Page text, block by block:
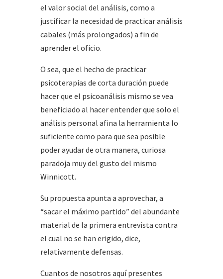
el valor social del análisis, como a
justificar la necesidad de practicar análisis
cabales (más prolongados) a fin de
aprender el oficio.
O sea, que el hecho de practicar
psicoterapias de corta duración puede
hacer que el psicoanálisis mismo se vea
beneficiado al hacer entender que solo el
análisis personal afina la herramienta lo
suficiente como para que sea posible
poder ayudar de otra manera, curiosa
paradoja muy del gusto del mismo
Winnicott.
Su propuesta apunta a aprovechar, a
“sacar el máximo partido” del abundante
material de la primera entrevista contra
el cual no se han erigido, dice,
relativamente defensas.
Cuantos de nosotros aquí presentes